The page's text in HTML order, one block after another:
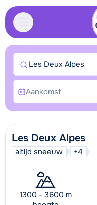
Les Deux Alpes
altijd sneeuw +4
1300 - 3600 m
Les Deux Alpes
Aankomst